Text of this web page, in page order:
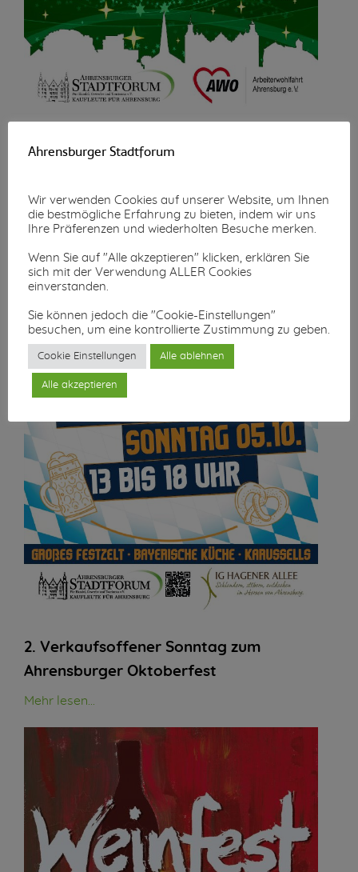
Wunschzettel-Aktion
2. Verkaufsoffener Sonntag zum
Ahrensburger Oktoberfest
Mehr lesen...
Ahrensburger Stadtforum
Wir verwenden Cookies auf unserer Website, um Ihnen
die bestmögliche Erfahrung zu bieten, indem wir uns
Ihre Präferenzen und wiederholten Besuche merken.
Wenn Sie auf "Alle akzeptieren" klicken, erklären Sie
sich mit der Verwendung ALLER Cookies
einverstanden.
Sie können jedoch die "Cookie-Einstellungen"
besuchen, um eine kontrollierte Zustimmung zu geben.
Cookie Einstellungen Alle ablehnen
Alle akzeptieren